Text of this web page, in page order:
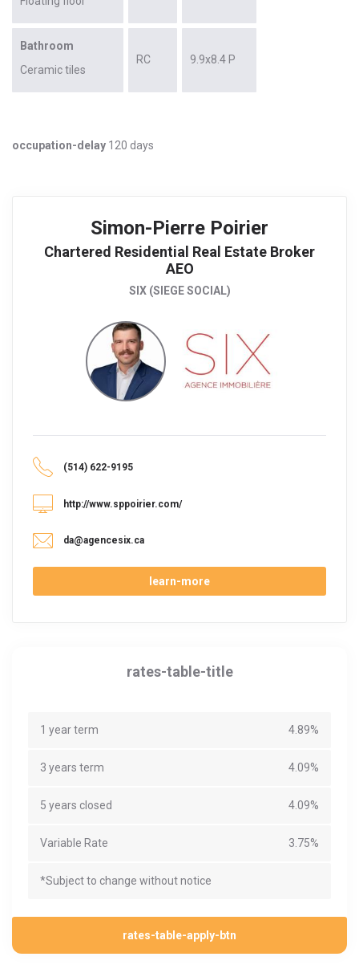
Bathroom
Ceramic tiles
RC 9.9x8.4 P
occupation-delay 120 days
Simon-Pierre Poirier
Chartered Residential Real Estate Broker
AEO
SIX (SIEGE SOCIAL)
(514) 622-9195
http://www.sppoirier.com/
da@agencesix.ca
learn-more
rates-table-title
1 year term 4.89%
3 years term 4.09%
5 years closed 4.09%
Variable Rate 3.75%
*Subject to change without notice
rates-table-apply-btn